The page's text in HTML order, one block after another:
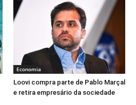
Economia
Loovi compra parte de Pablo Marçal
e retira empresário da sociedade